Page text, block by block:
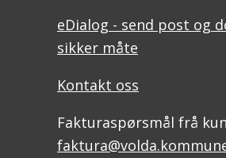
eDialog - send post og
sikker måte
Kontakt oss
Fakturaspørsmål frå